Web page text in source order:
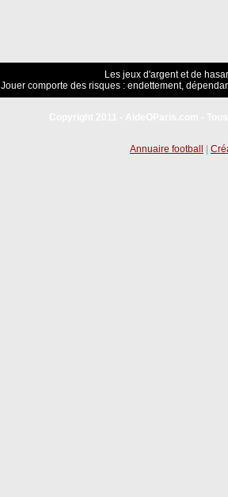
Les jeux d'argent et de
Jouer comporte des risques : endettement,
Annuaire football